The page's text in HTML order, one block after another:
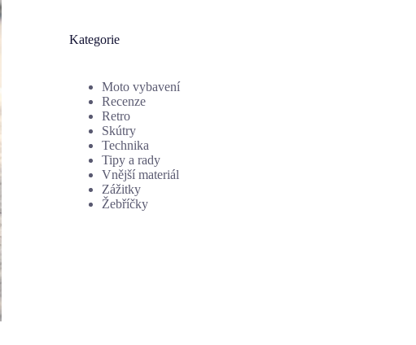
Kategorie
Moto vybavení
Recenze
Retro
Skútry
Technika
Tipy a rady
Vnější materiál
Zážitky
Žebříčky